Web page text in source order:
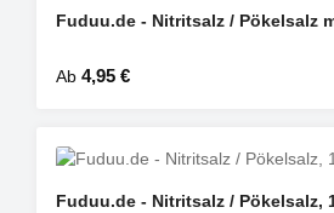
Fuduu.de - Nitritsalz / Pökelsalz
Regulärer Preis:
Ab 4,95 €
Fuduu.de - Nitritsalz / Pökelsalz,